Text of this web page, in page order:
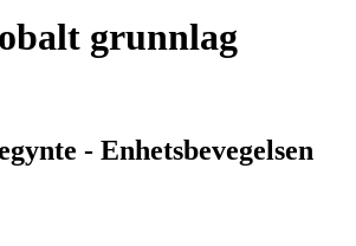
grunnlag
- Enhetsbevegelsen